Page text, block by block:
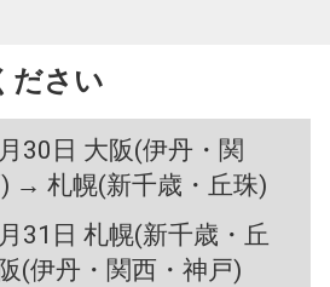
ださい
30日 大阪(伊丹・関
→ 札幌(新千歳・丘珠)
31日 札幌(新千歳・丘
(伊丹・関西・神戸)